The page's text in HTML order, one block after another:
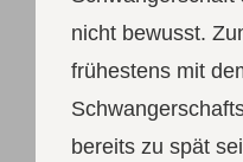
nicht bewusst.
frühestens mit
bereits zu spät